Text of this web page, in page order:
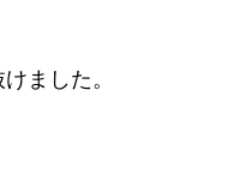
ました。